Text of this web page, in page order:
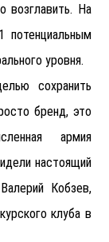
возглавить. На
уровня.
сохранить
бренд, это
армия
настоящий
Кобзев,
клуба в